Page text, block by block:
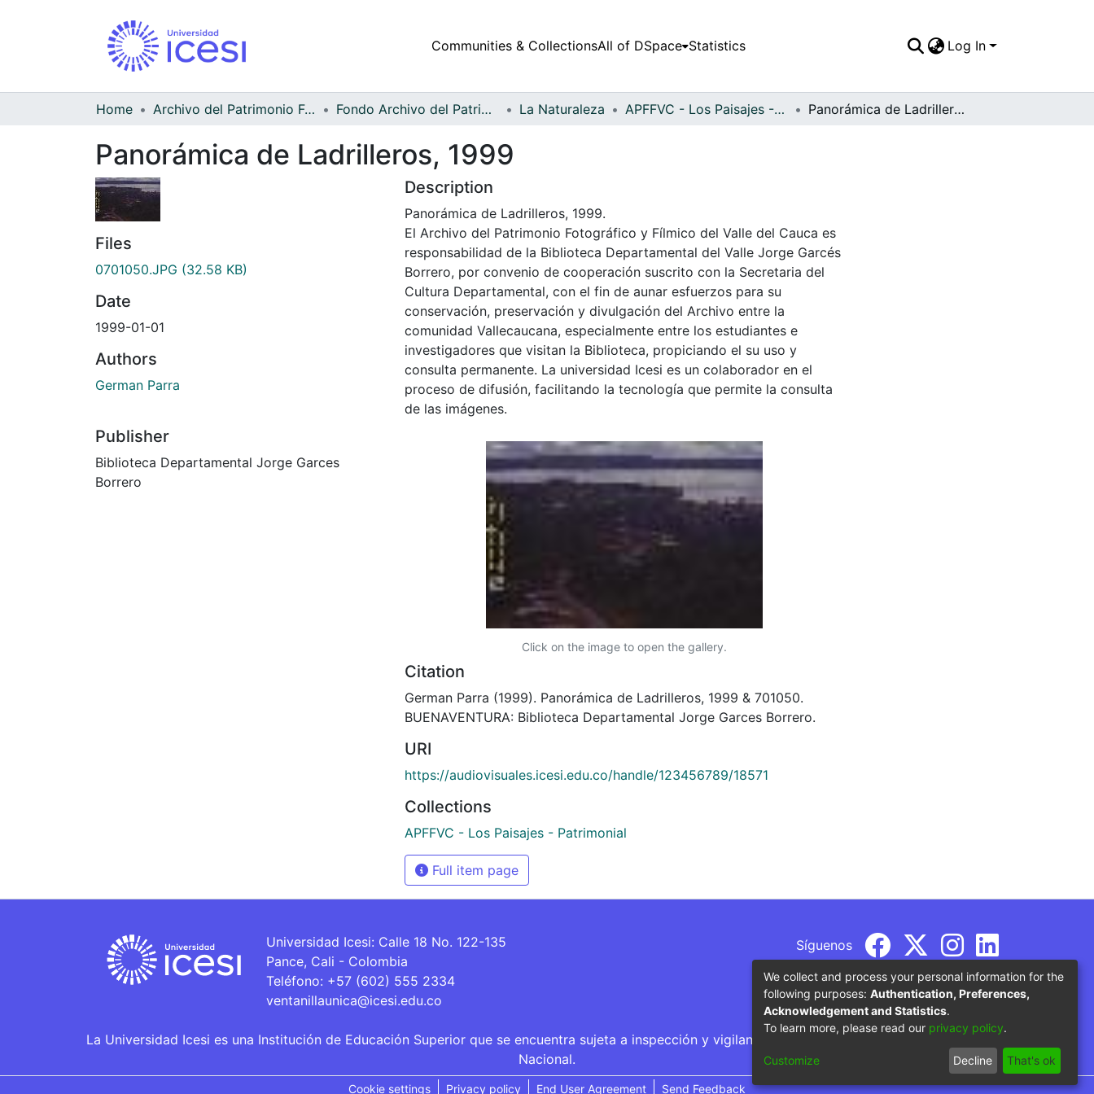
Communities & CollectionsAll of DSpace Statistics Log In
Home Archivo del Patrimonio Fotográfico y Fílmico del Valle del Cauca Fondo Archivo del Patrimonio Fotográfico y Fílmico del Valle del Cauca La Naturaleza APFFVC - Los Paisajes - Patrimonial Panorámica de Ladrilleros, 1999
Panorámica de Ladrilleros, 1999
Files
0701050.JPG (32.58 KB)
Date
1999-01-01
Authors
German Parra
Publisher
Biblioteca Departamental Jorge Garces
Borrero
Description
Panorámica de Ladrilleros, 1999.
El Archivo del Patrimonio Fotográfico y Fílmico del Valle del Cauca es
responsabilidad de la Biblioteca Departamental del Valle Jorge Garcés
Borrero, por convenio de cooperación suscrito con la Secretaria del
Cultura Departamental, con el fin de aunar esfuerzos para su
conservación, preservación y divulgación del Archivo entre la
comunidad Vallecaucana, especialmente entre los estudiantes e
investigadores que visitan la Biblioteca, propiciando el su uso y
consulta permanente. La universidad Icesi es un colaborador en el
proceso de difusión, facilitando la tecnología que permite la consulta
de las imágenes.
Click on the image to open the gallery.
Citation
German Parra (1999). Panorámica de Ladrilleros, 1999 & 701050.
BUENAVENTURA: Biblioteca Departamental Jorge Garces Borrero.
URI
https://audiovisuales.icesi.edu.co/handle/123456789/18571
Collections
APFFVC - Los Paisajes - Patrimonial
Full item page
Universidad Icesi: Calle 18 No. 122-135
Pance, Cali - Colombia
Teléfono: +57 (602) 555 2334
ventanillaunica@icesi.edu.co
Síguenos
La Universidad Icesi es una Institución de Educación Superior que se encuentra sujeta a inspección y vigilancia por parte del Ministerio de Educación
Nacional.
Cookie settings Privacy policy End User Agreement Send Feedback
We collect and process your personal information for the
following purposes: Authentication, Preferences,
Acknowledgement and Statistics.
To learn more, please read our privacy policy.
Customize Decline That's ok